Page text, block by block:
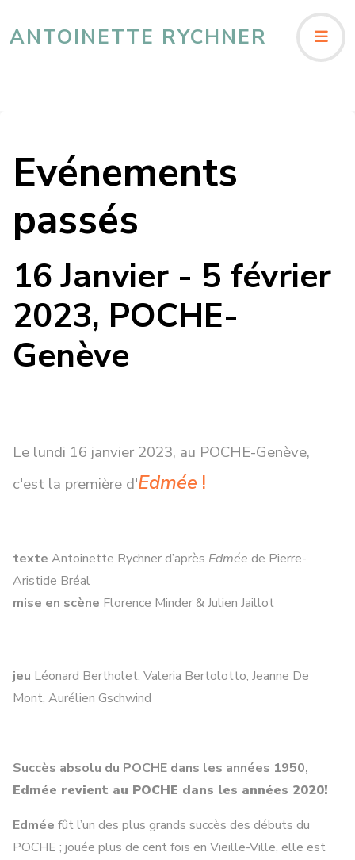
ANTOINETTE RYCHNER
Evénements
passés
16 Janvier - 5 février
2023, POCHE-
Genève
Le lundi 16 janvier 2023, au POCHE-Genève,
c'est la première d'Edmée !
texte Antoinette Rychner d’après Edmée de Pierre-
Aristide Bréal
mise en scène Florence Minder & Julien Jaillot
jeu Léonard Bertholet, Valeria Bertolotto, Jeanne De
Mont, Aurélien Gschwind
Succès absolu du POCHE dans les années 1950,
Edmée revient au POCHE dans les années 2020!
Edmée fût l’un des plus grands succès des débuts du
POCHE ; jouée plus de cent fois en Vieille-Ville, elle est